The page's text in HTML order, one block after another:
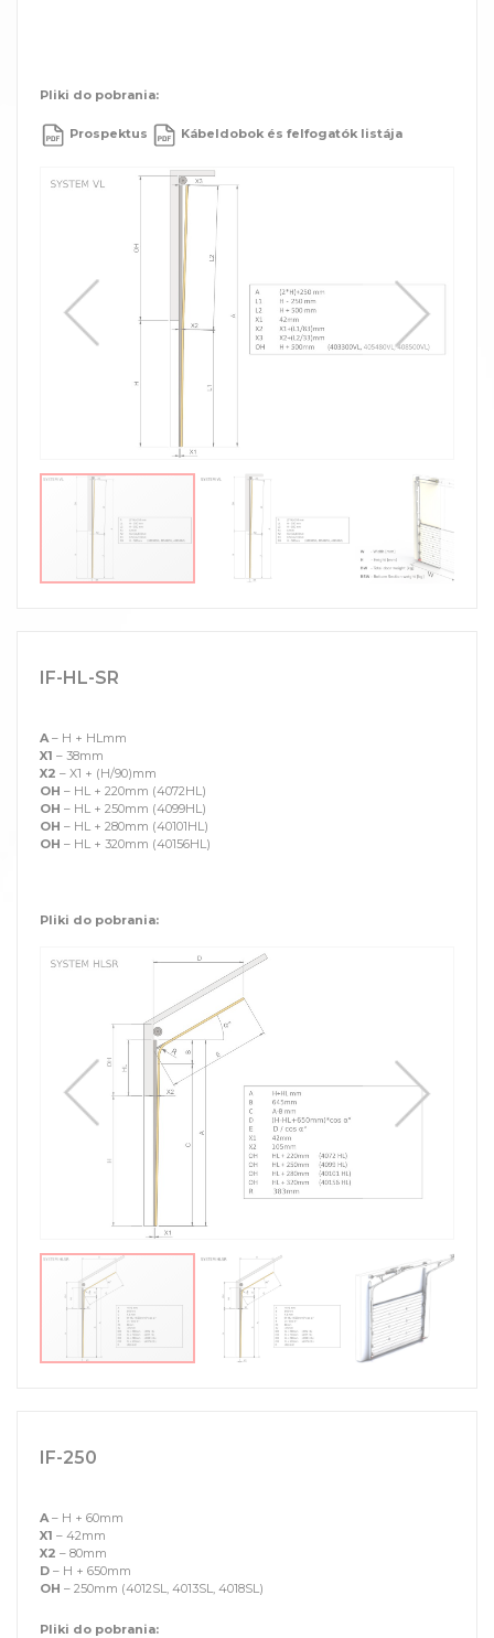
Pliki do pobrania:
Prospektus Kábeldobok és felfogatók listája
IF-HL-SR
A – H + HLmm
X1 – 38mm
X2 – X1 + (H/90)mm
OH – HL + 220mm (4072HL)
OH – HL + 250mm (4099HL)
OH – HL + 280mm (40101HL)
OH – HL + 320mm (40156HL)
Pliki do pobrania:
IF-250
A – H + 60mm
X1 – 42mm
X2 – 80mm
D – H + 650mm
OH – 250mm (4012SL, 4013SL, 4018SL)
Pliki do pobrania: